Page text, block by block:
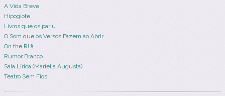
A Vida Breve
Hipoglote
Livros que os pariu
O Som que os Versos Fazem ao Abrir
On the RU(
Rumor Branco
Sala Lírica (Mariella Augusta)
Teatro Sem Fios